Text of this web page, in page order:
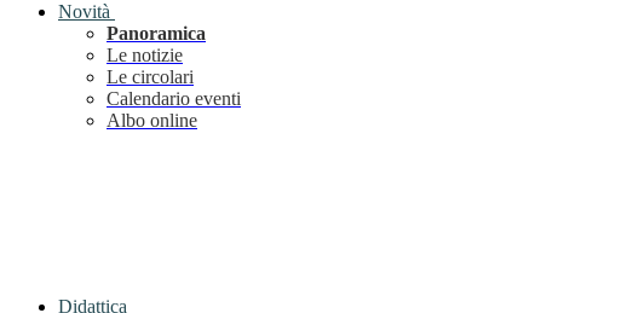
Novità
Panoramica
Le notizie
Le circolari
Calendario eventi
Albo online
Didattica